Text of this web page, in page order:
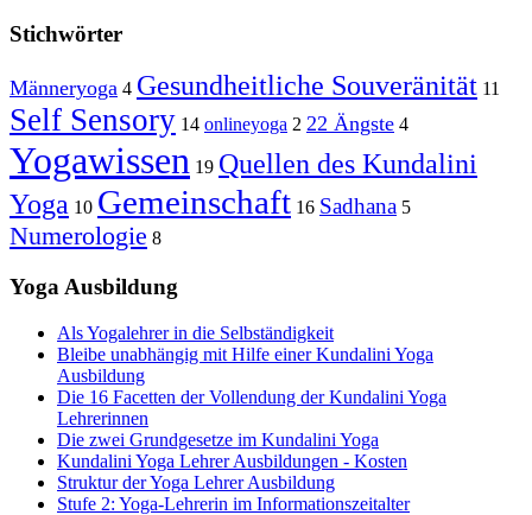
Stichwörter
Männeryoga 4 Gesundheitliche Souveränität 11
Self Sensory 14 onlineyoga 2 22 Ängste 4
Yogawissen 19 Quellen des Kundalini
Yoga 10 Gemeinschaft 16 Sadhana 5
Numerologie 8
Yoga Ausbildung
Als Yogalehrer in die Selbständigkeit
Bleibe unabhängig mit Hilfe einer Kundalini Yoga
Ausbildung
Die 16 Facetten der Vollendung der Kundalini Yoga
Lehrerinnen
Die zwei Grundgesetze im Kundalini Yoga
Kundalini Yoga Lehrer Ausbildungen - Kosten
Struktur der Yoga Lehrer Ausbildung
Stufe 2: Yoga-Lehrerin im Informationszeitalter